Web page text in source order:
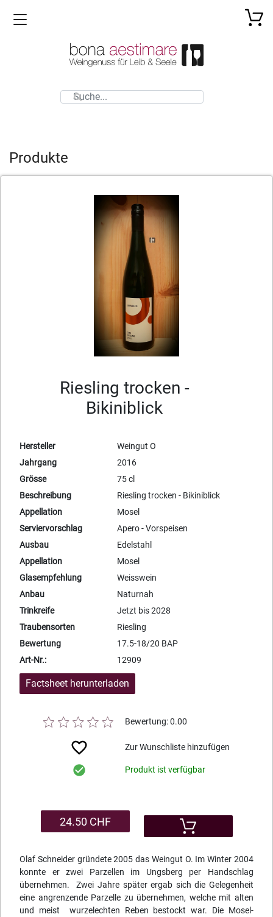
Toggle navigation
Produkte
Riesling trocken -
Bikiniblick
Hersteller
Weingut O
Jahrgang
2016
Grösse
75 cl
Beschreibung
Riesling trocken - Bikiniblick
Appellation
Mosel
Serviervorschlag
Apero - Vorspeisen
Ausbau
Edelstahl
Appellation
Mosel
Glasempfehlung
Weisswein
Anbau
Naturnah
Trinkreife
Jetzt bis 2028
Traubensorten
Riesling
Bewertung
17.5-18/20 BAP
Art-Nr.:
12909
Factsheet herunterladen
Bewertung: 0.00
Zur Wunschliste hinzufügen
Produkt ist verfügbar
24.50 CHF
Olaf Schneider gründete 2005 das Weingut O. Im Winter 2004
konnte er zwei Parzellen im Ungsberg per Handschlag
übernehmen.
Zwei Jahre später ergab sich die Gelegenheit
eine angrenzende Parzelle zu übernehmen, welche mit alten
und meist
wurzelechten Reben bestockt war. Die Mosel-